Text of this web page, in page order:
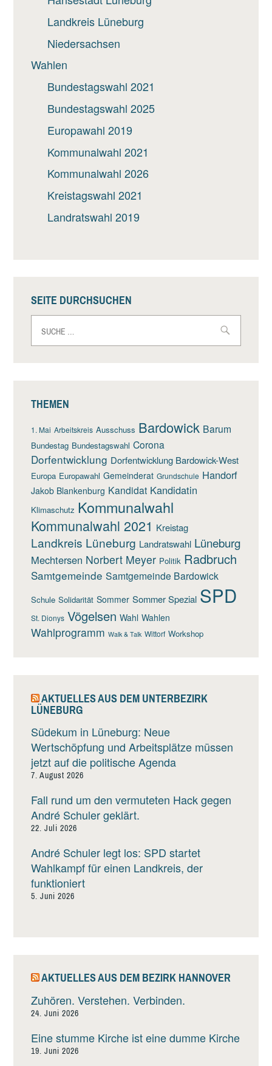
Landkreis Lüneburg
Niedersachsen
Wahlen
Bundestagswahl 2021
Bundestagswahl 2025
Europawahl 2019
Kommunalwahl 2021
Kommunalwahl 2026
Kreistagswahl 2021
Landratswahl 2019
SEITE DURCHSUCHEN
nach:
THEMEN
1. Mai Arbeitskreis Ausschuss Bardowick Barum
Bundestag Bundestagswahl Corona
Dorfentwicklung Dorfentwicklung Bardowick-West
Europa Europawahl Gemeinderat Grundschule Handorf
Jakob Blankenburg Kandidat Kandidatin
Klimaschutz Kommunalwahl
Kommunalwahl 2021 Kreistag
Landkreis Lüneburg Landratswahl Lüneburg
Mechtersen Norbert Meyer Politik Radbruch
Samtgemeinde Samtgemeinde Bardowick
Schule Solidarität Sommer Sommer Spezial SPD
St. Dionys Vögelsen Wahl Wahlen
Wahlprogramm Walk & Talk Wittorf Workshop
AKTUELLES AUS DEM UNTERBEZIRK
LÜNEBURG
Südekum in Lüneburg: Neue
Wertschöpfung und Arbeitsplätze müssen
jetzt auf die politische Agenda
7. August 2026
Fall rund um den vermuteten Hack gegen
André Schuler geklärt.
22. Juli 2026
André Schuler legt los: SPD startet
Wahlkampf für einen Landkreis, der
funktioniert
5. Juni 2026
AKTUELLES AUS DEM BEZIRK HANNOVER
Zuhören. Verstehen. Verbinden.
24. Juni 2026
Eine stumme Kirche ist eine dumme Kirche
19. Juni 2026